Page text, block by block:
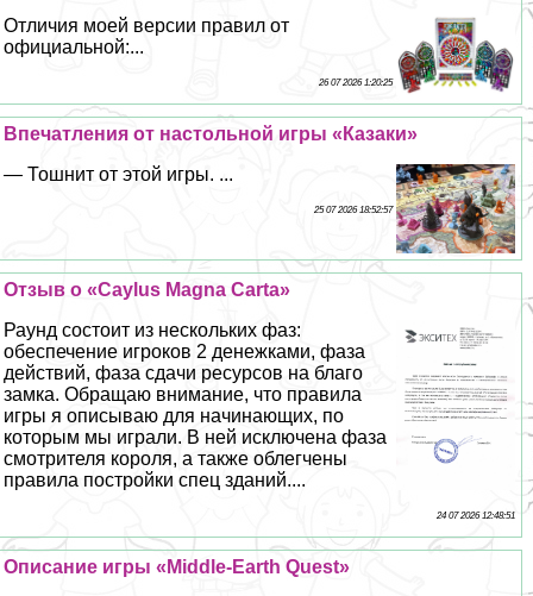
Отличия моей версии правил от
официальной:...
26 07 2026 1:20:25
Впечатления от настольной игры «Казаки»
— Тошнит от этой игры. ...
25 07 2026 18:52:57
Отзыв о «Caylus Magna Carta»
Раунд состоит из нескольких фаз:
обеспечение игроков 2 денежками, фаза
действий, фаза сдачи ресурсов на благо
замка. Обращаю внимание, что правила
игры я описываю для начинающих, по
которым мы играли. В ней исключена фаза
смотрителя короля, а также облегчены
правила постройки спец зданий....
24 07 2026 12:48:51
Описание игры «Middle-Earth Quest»